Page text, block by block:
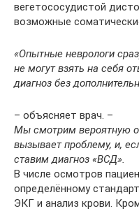
вегетососудистой
возможные
«Опытные неврологи
не могут взять на себя
диагноз без
– объясняет врач. –
Мы смотрим вероятную
вызывает проблему, и,
ставим диагноз «ВСД».
В числе осмотров
определённому
ЭКГ и анализ крови.